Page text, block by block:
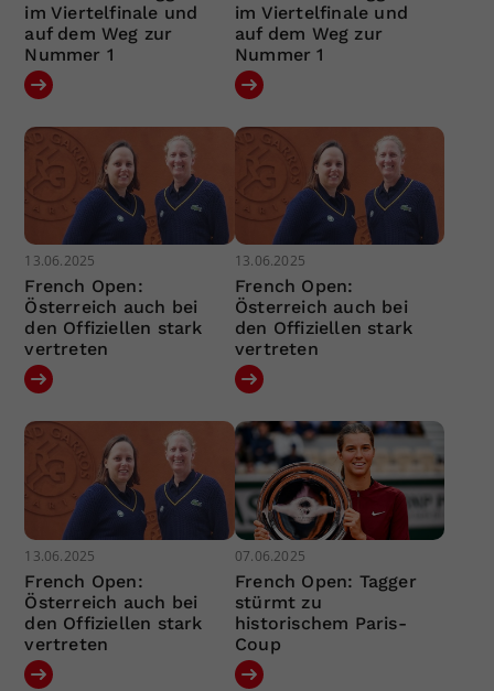
im Viertelfinale und
auf dem Weg zur
Nummer 1
im Viertelfinale und
auf dem Weg zur
Nummer 1
13.06.2025
French Open:
Österreich auch bei
den Offiziellen stark
vertreten
13.06.2025
French Open:
Österreich auch bei
den Offiziellen stark
vertreten
13.06.2025
French Open:
Österreich auch bei
den Offiziellen stark
vertreten
07.06.2025
French Open: Tagger
stürmt zu
historischem Paris-
Coup